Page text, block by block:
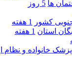
ها 5 روز
كشور
1 هفته
استان 1 هفته
پزشک خانواده و